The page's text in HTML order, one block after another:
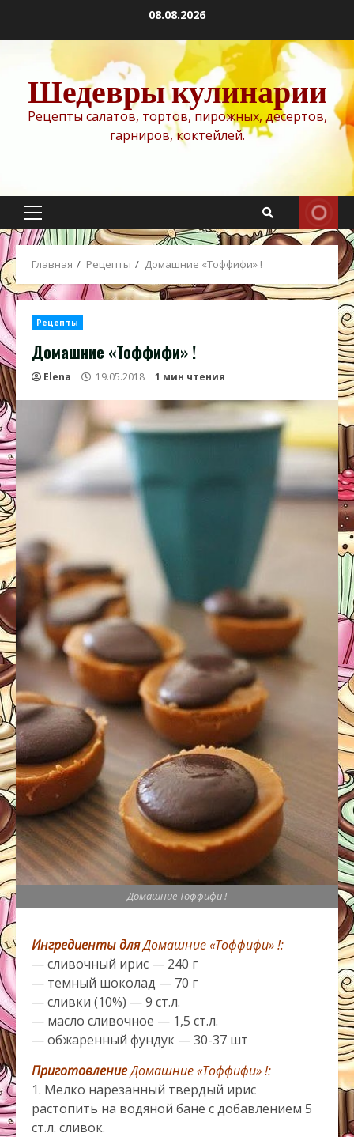
содержимому
08.08.2026
Шедевры кулинарии
Рецепты салатов, тортов, пирожных, десертов,
гарниров, коктейлей.
Основное
меню
Главная Рецепты Домашние «Тоффифи» !
Рецепты
Домашние «Тоффифи» !
Elena 19.05.2018 1 мин чтения
Домашние Тоффифи !
Ингредиенты дляДомашние «Тоффифи» !:
— сливочный ирис — 240 г
— темный шоколад — 70 г
— сливки (10%) — 9 ст.л.
— масло сливочное — 1,5 ст.л.
— обжаренный фундук — 30-37 шт
ПриготовлениеДомашние «Тоффифи» !:
1. Мелко нарезанный твердый ирис
растопить на водяной бане с добавлением 5
ст.л. сливок.